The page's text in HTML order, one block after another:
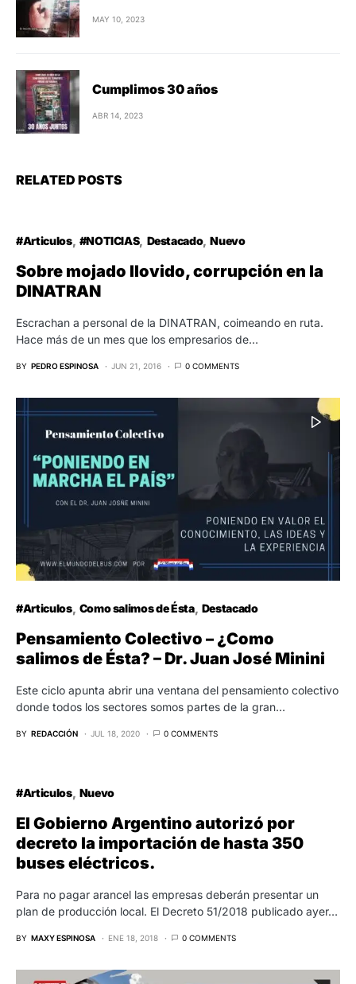
MAY 10, 2023
Cumplimos 30 años
ABR 14, 2023
RELATED POSTS
#Articulos #NOTICIAS Destacado Nuevo
Sobre mojado llovido, corrupción en la
DINATRAN
Escrachan a personal de la DINATRAN, coimeando en ruta.
Hace más de un mes que los empresarios de…
BY PEDRO ESPINOSA JUN 21, 2016 0 COMMENTS
#Articulos Como salimos de Ésta Destacado
Pensamiento Colectivo – ¿Como
salimos de Ésta? – Dr. Juan José Minini
Este ciclo apunta abrir una ventana del pensamiento colectivo
donde todos los sectores somos partes de la gran…
BY REDACCIÓN JUL 18, 2020 0 COMMENTS
#Articulos Nuevo
El Gobierno Argentino autorizó por
decreto la importación de hasta 350
buses eléctricos.
Para no pagar arancel las empresas deberán presentar un
plan de producción local. El Decreto 51/2018 publicado ayer…
BY MAXY ESPINOSA ENE 18, 2018 0 COMMENTS